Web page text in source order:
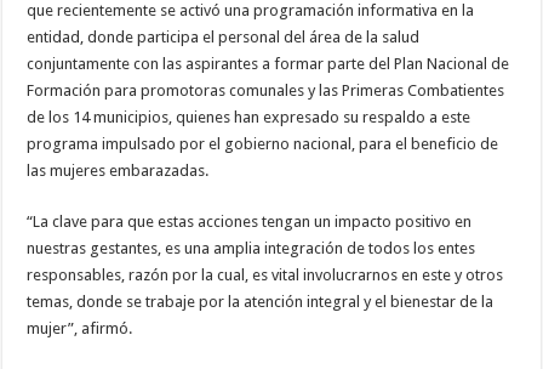
que recientemente se activó una programación informativa en la
entidad, donde participa el personal del área de la salud
conjuntamente con las aspirantes a formar parte del Plan Nacional de
Formación para promotoras comunales y las Primeras Combatientes
de los 14 municipios, quienes han expresado su respaldo a este
programa impulsado por el gobierno nacional, para el beneficio de
las mujeres embarazadas.
“La clave para que estas acciones tengan un impacto positivo en
nuestras gestantes, es una amplia integración de todos los entes
responsables, razón por la cual, es vital involucrarnos en este y otros
temas, donde se trabaje por la atención integral y el bienestar de la
mujer”, afirmó.